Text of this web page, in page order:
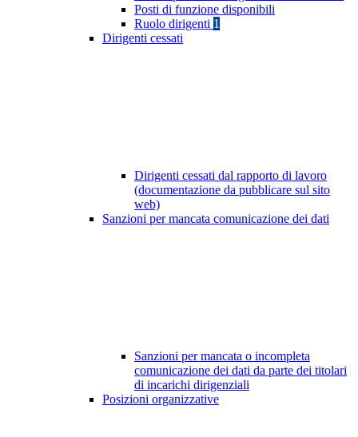
Posti di funzione disponibili
Ruolo dirigenti 1
Dirigenti cessati
Dirigenti cessati dal rapporto di lavoro
(documentazione da pubblicare sul sito
web)
Sanzioni per mancata comunicazione dei dati
Sanzioni per mancata o incompleta
comunicazione dei dati da parte dei titolari
di incarichi dirigenziali
Posizioni organizzative